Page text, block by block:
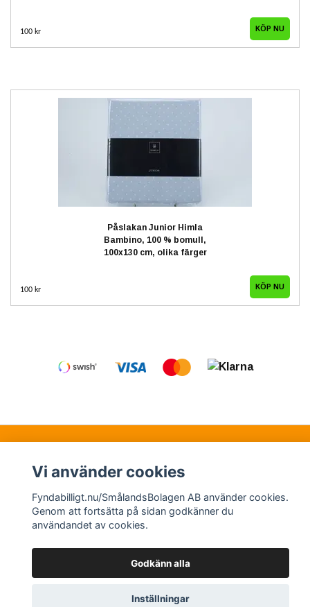
100 kr
Påslakan Junior Himla
Bambino, 100 % bomull,
100x130 cm, olika färger
100 kr
© Copyright 2026 Fyndabilligt.nu/SmålandsBolagen
AB
Vi använder cookies
Fyndabilligt.nu/SmålandsBolagen AB använder cookies.
Genom att fortsätta på sidan godkänner du
användandet av cookies.
Godkänn alla
Inställningar